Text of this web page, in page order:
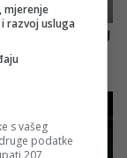
mjerenje
razvoj usluga
s vašeg
podatke
207